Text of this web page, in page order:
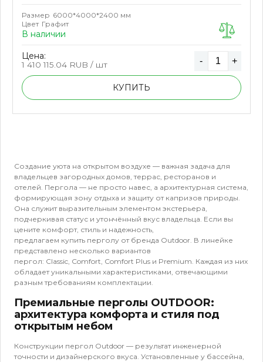
Размер 6000*4000*2400 мм
Цвет Графит
В наличии
Цена:
1 410 115.04 RUB / шт - +
КУПИТЬ
Создание уюта на открытом воздухе — важная задача для
владельцев загородных домов, террас, ресторанов и
отелей. Пергола — не просто навес, а архитектурная система,
формирующая зону отдыха и защиту от капризов природы.
Она служит выразительным элементом экстерьера,
подчеркивая статус и утончённый вкус владельца. Если вы
цените комфорт, стиль и надежность,
предлагаем купить перголу от бренда Outdoor. В линейке
представлено несколько вариантов
пергол: Classic, Comfort, Comfort Plus и Premium. Каждая из них
обладает уникальными характеристиками, отвечающими
разным требованиям комплектации.
Премиальные перголы OUTDOOR:
архитектура комфорта и стиля под
открытым небом
Конструкции пергол Outdoor — результат инженерной
точности и дизайнерского вкуса. Установленные у бассейна,